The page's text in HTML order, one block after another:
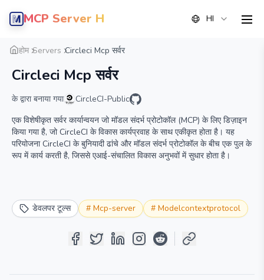
MCP Server Hub HI
होम Servers Circleci Mcp सर्वर
Circleci Mcp सर्वर
के द्वारा बनाया गया
CircleCI-Public
एक विशेषीकृत सर्वर कार्यान्वयन जो मॉडल संदर्भ प्रोटोकॉल (MCP) के लिए डिज़ाइन
किया गया है, जो CircleCI के विकास कार्यप्रवाह के साथ एकीकृत होता है। यह
परियोजना CircleCI के बुनियादी ढांचे और मॉडल संदर्भ प्रोटोकॉल के बीच एक पुल के
रूप में कार्य करती है, जिससे एआई-संचालित विकास अनुभवों में सुधार होता है।
डेवलपर टूल्स # Mcp-server # Modelcontextprotocol
सारांश विवरण